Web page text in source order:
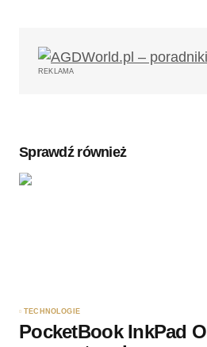
REKLAMA
Sprawdź również
TECHNOLOGIE
PocketBook InkPad